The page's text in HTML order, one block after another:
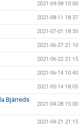
2021-09-08 10:00
2021-08-11 18:37
2021-07-01 18:35
2021-06-27 21:10
2021-06-22 21:15
2021-06-14 10:40
2021-05-14 18:05
Bjärreds
2021-04-28 15:00
2021-04-21 21:15